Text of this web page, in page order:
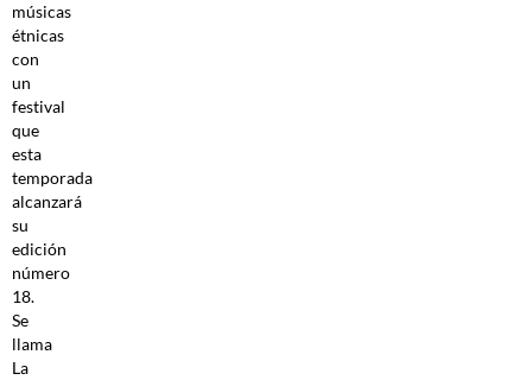
músicas
étnicas
con
un
festival
que
esta
temporada
alcanzará
su
edición
número
18.
Se
llama
La